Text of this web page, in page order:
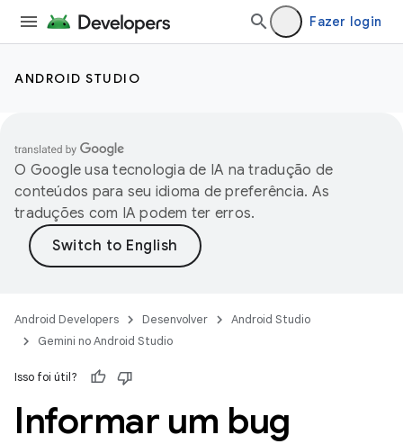
Fazer login
ANDROID STUDIO
O Google usa tecnologia de IA na tradução de
conteúdos para seu idioma de preferência. As
traduções com IA podem ter erros.
Android Developers Desenvolver
Android Studio
Gemini no Android Studio
Isso foi útil?
Informar um bug